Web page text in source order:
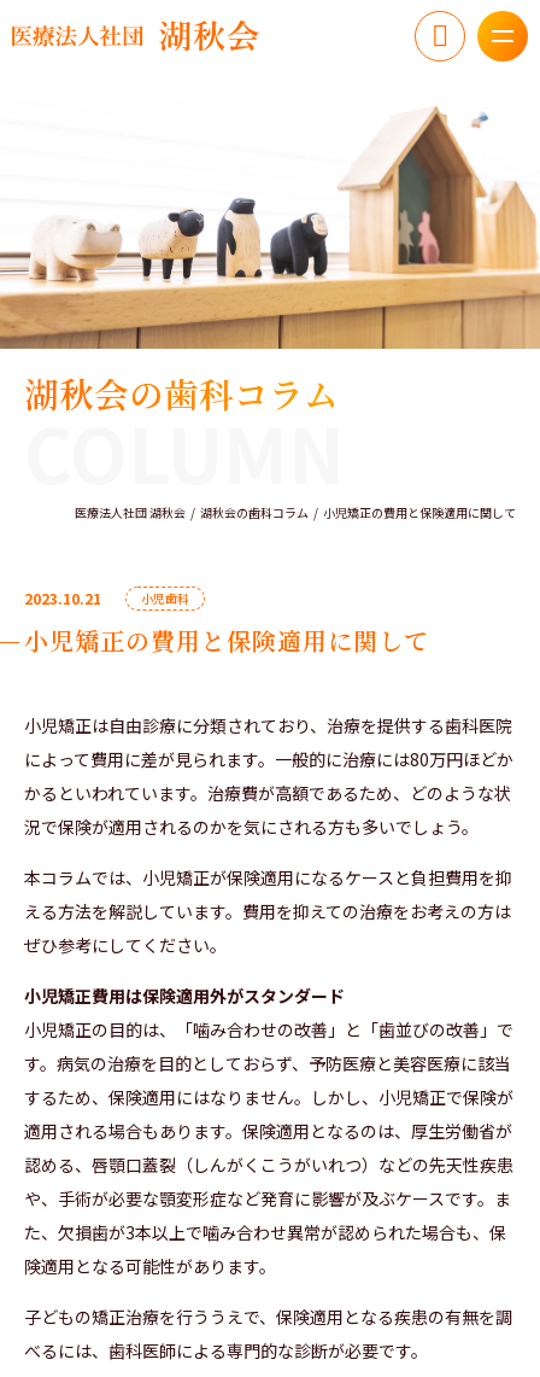
湖秋会の歯科コラム
医療法人社団 湖秋会 湖秋会の歯科コラム 小児矯正の費用と保険適用に関して
2023.10.21 小児歯科
小児矯正の費用と保険適用に関して
小児矯正は自由診療に分類されており、治療を提供する歯科医院
によって費用に差が見られます。一般的に治療には80万円ほどか
かるといわれています。治療費が高額であるため、どのような状
況で保険が適用されるのかを気にされる方も多いでしょう。
本コラムでは、小児矯正が保険適用になるケースと負担費用を抑
える方法を解説しています。費用を抑えての治療をお考えの方は
ぜひ参考にしてください。
小児矯正費用は保険適用外がスタンダード
小児矯正の目的は、「噛み合わせの改善」と「歯並びの改善」で
す。病気の治療を目的としておらず、予防医療と美容医療に該当
するため、保険適用にはなりません。しかし、小児矯正で保険が
適用される場合もあります。保険適用となるのは、厚生労働省が
認める、唇顎口蓋裂（しんがくこうがいれつ）などの先天性疾患
や、手術が必要な顎変形症など発育に影響が及ぶケースです。ま
た、欠損歯が3本以上で噛み合わせ異常が認められた場合も、保
険適用となる可能性があります。
子どもの矯正治療を行ううえで、保険適用となる疾患の有無を調
べるには、歯科医師による専門的な診断が必要です。